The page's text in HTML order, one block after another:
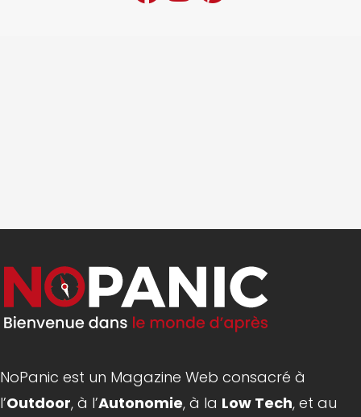
NoPanic est un Magazine Web consacré à
l’Outdoor, à l’Autonomie, à la Low Tech, et au